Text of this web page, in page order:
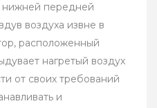
нижней передней
воздуха извне в
расположенный
нагретый воздух
от своих требований
и